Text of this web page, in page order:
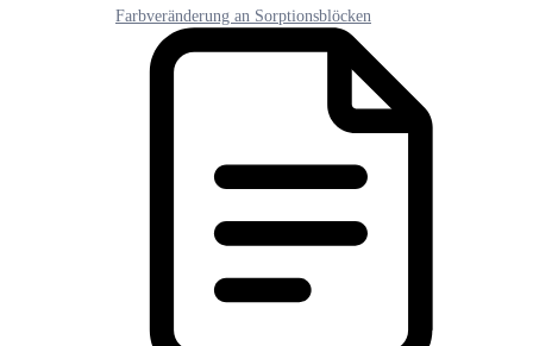
Farbveränderung an Sorptionsblöcken